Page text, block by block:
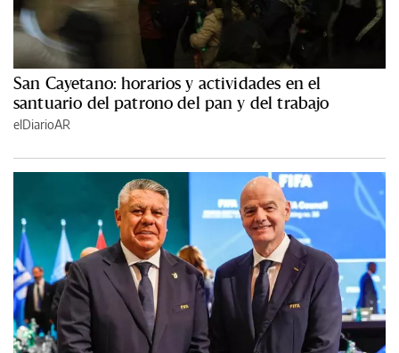
San Cayetano: horarios y actividades en el
santuario del patrono del pan y del trabajo
elDiarioAR